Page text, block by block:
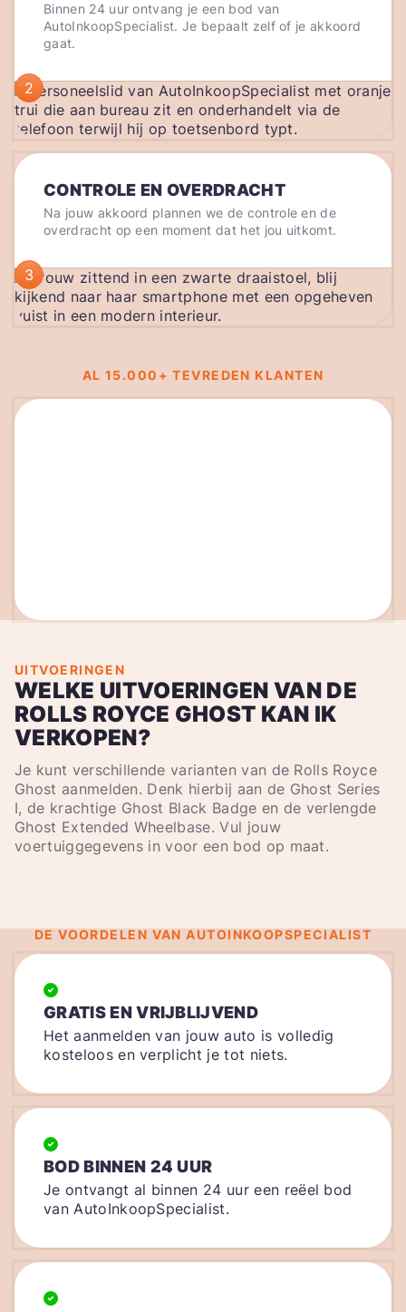
Binnen 24 uur ontvang je een bod van
AutoInkoopSpecialist. Je bepaalt zelf of je akkoord
gaat.
2
CONTROLE EN OVERDRACHT
Na jouw akkoord plannen we de controle en de
overdracht op een moment dat het jou uitkomt.
3
AL 15.000+ TEVREDEN KLANTEN
UITVOERINGEN
WELKE UITVOERINGEN VAN DE
ROLLS ROYCE GHOST KAN IK
VERKOPEN?
Je kunt verschillende varianten van de Rolls Royce
Ghost aanmelden. Denk hierbij aan de Ghost Series
I, de krachtige Ghost Black Badge en de verlengde
Ghost Extended Wheelbase. Vul jouw
voertuiggegevens in voor een bod op maat.
DE VOORDELEN VAN AUTOINKOOPSPECIALIST
GRATIS EN VRIJBLIJVEND
Het aanmelden van jouw auto is volledig
kosteloos en verplicht je tot niets.
BOD BINNEN 24 UUR
Je ontvangt al binnen 24 uur een reëel bod
van AutoInkoopSpecialist.